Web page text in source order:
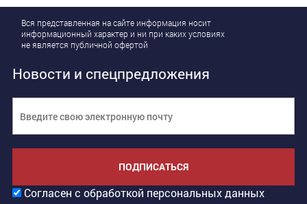
Вся представленная на сайте информация носит
информационный характер и ни при каких условиях
не является публичной офертой
Новости и спецпредложения
ПОДПИСАТЬСЯ
Согласен с обработкой персональных данных